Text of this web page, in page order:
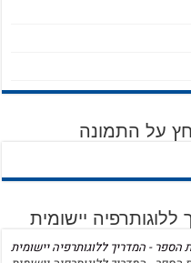
על התמונה
יישומית